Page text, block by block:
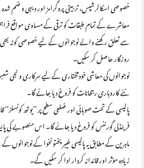
خصوصی اسکالرشپس، تربیتی پروگرامز اور دیہی و ضم
معاشرے کے تمام طبقات کو ترقی کے مساوی مواقع
سے تعلق رکھنے والے نوجوانوں کے لیے خصوصی کوٹہ بھی
روزگار حاصل کر سکیں۔
نوجوانوں کی معاشی خودمختاری کے لیے سرکاری و نجی
نئے کاروباری رجحانات کو فروغ دیا جائے گا۔
پالیسی کے تحت صوبائی اور ضلعی سطح پر ’’یوتھ
فرینڈلی گورننس کو فروغ دیا جائے گا۔ اس منصوبے کی
ماہرین کے مطابق یہ پالیسی خیبرپختونخوا کے
زیادہ مؤثر اور قائدانہ کردار ادا کر سکیں گے۔